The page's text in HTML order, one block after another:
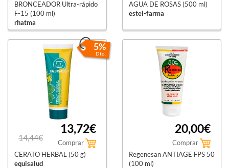
BRONCEADOR Ultra-rápido
F-15 (100 ml)
rhatma
AGUA DE ROSAS (500 ml)
estel-farma
5%
Dto.
14,44€
13,72€
Comprar
CERATO HERBAL (50 g)
equisalud
20,00€
Comprar
Regenesan ANTIAGE FPS 50
(100 ml)